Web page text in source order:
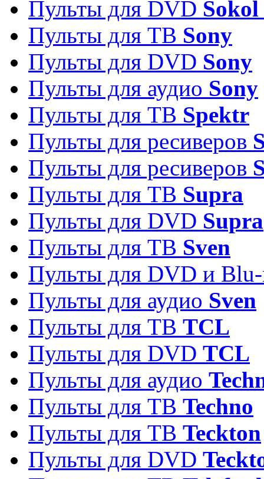
Пульты для DVD
Пульты для ТВ Sony
Пульты для DVD Sony
Пульты для аудио Sony
Пульты для ТВ Spektr
Пульты для ресиверов
Пульты для ресиверов
Пульты для ТВ Supra
Пульты для DVD Supra
Пульты для ТВ Sven
Пульты для DVD и
Пульты для аудио Sven
Пульты для ТВ TCL
Пульты для DVD TCL
Пульты для аудио
Пульты для ТВ Techno
Пульты для ТВ Teckton
Пульты для DVD